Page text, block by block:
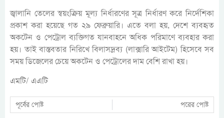
জ্বালানি তেলের স্বয়ংক্রিয় মূল্য নির্ধারণের সূত্র নির্ধারণ করে নির্দেশিকা
প্রকাশ করা হয়েছে গত ২৯ ফেব্রুয়ারি। এতে বলা হয়, দেশে ব্যবহৃত
অকটেন ও পেট্রোল ব্যক্তিগত যানবাহনে অধিক পরিমাণে ব্যবহার করা
হয়। তাই বাস্তবতার নিরিখে বিলাসদ্রব্য (লাক্সারি আইটেম) হিসেবে সব
সময় ডিজেলের চেয়ে অকটেন ও পেট্রোলের দাম বেশি রাখা হয়।
এমটি/ এএটি
পূর্বের পোষ্ট পরের পোষ্ট